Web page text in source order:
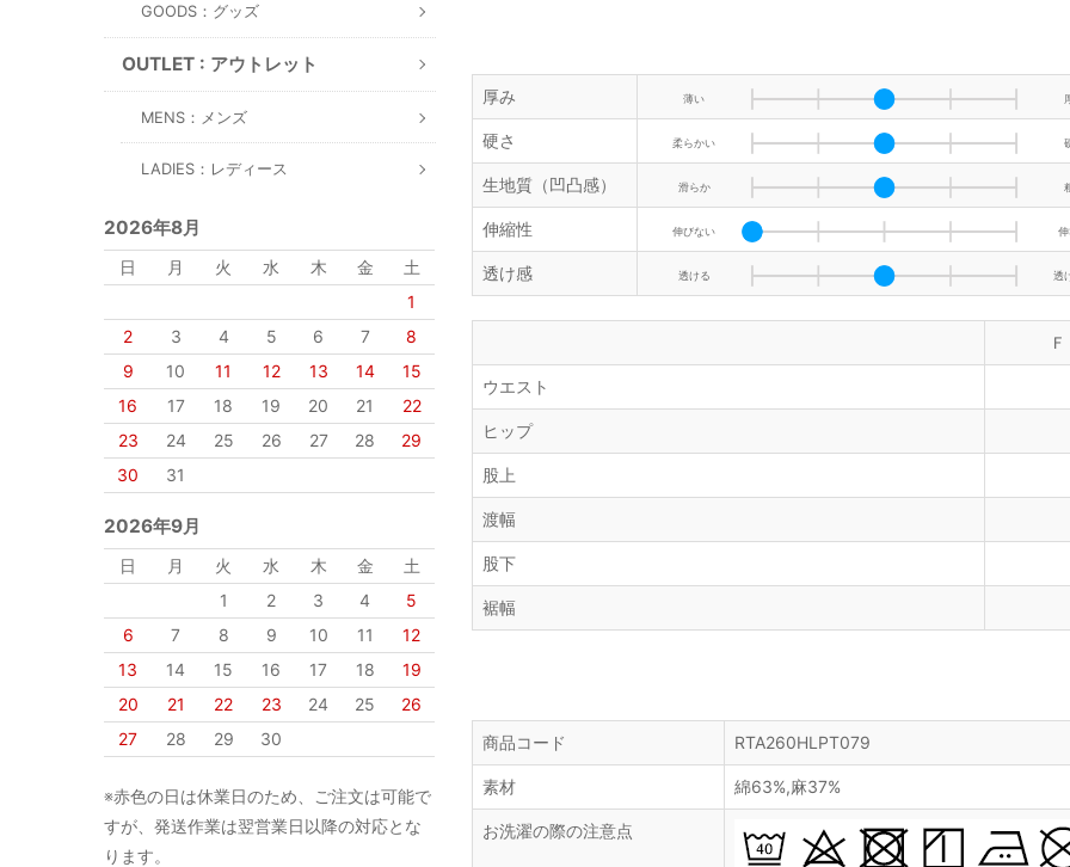
GOODS：グッズ
OUTLET : アウトレット
MENS：メンズ
LADIES：レディース
2026年8月
日 月 火 水 木 金
土
1
2
3 4 5 6 7
8
9
10 11 12 13 14
15
16
17 18 19 20 21
22
23
24 25 26 27 28
29
30
31
2026年9月
日 月 火 水 木 金
土
1
2 3 4
5
6
7 8 9 10 11
12
13
14 15 16 17 18
19
20
21 22 23 24 25
26
27
28 29 30
※赤色の日は休業日のため、ご注文は可能で
すが、発送作業は翌営業日以降の対応とな
ります。
厚み 薄い
硬さ 柔らかい
生地質（凹凸感） 滑らか
伸縮性 伸びない
透け感 透ける 透
Ｆ
ウエスト
ヒップ
股上
渡幅
股下
裾幅
商品コード RTA260HLPT079
素材 綿63%,麻37%
お洗濯の際の注意点